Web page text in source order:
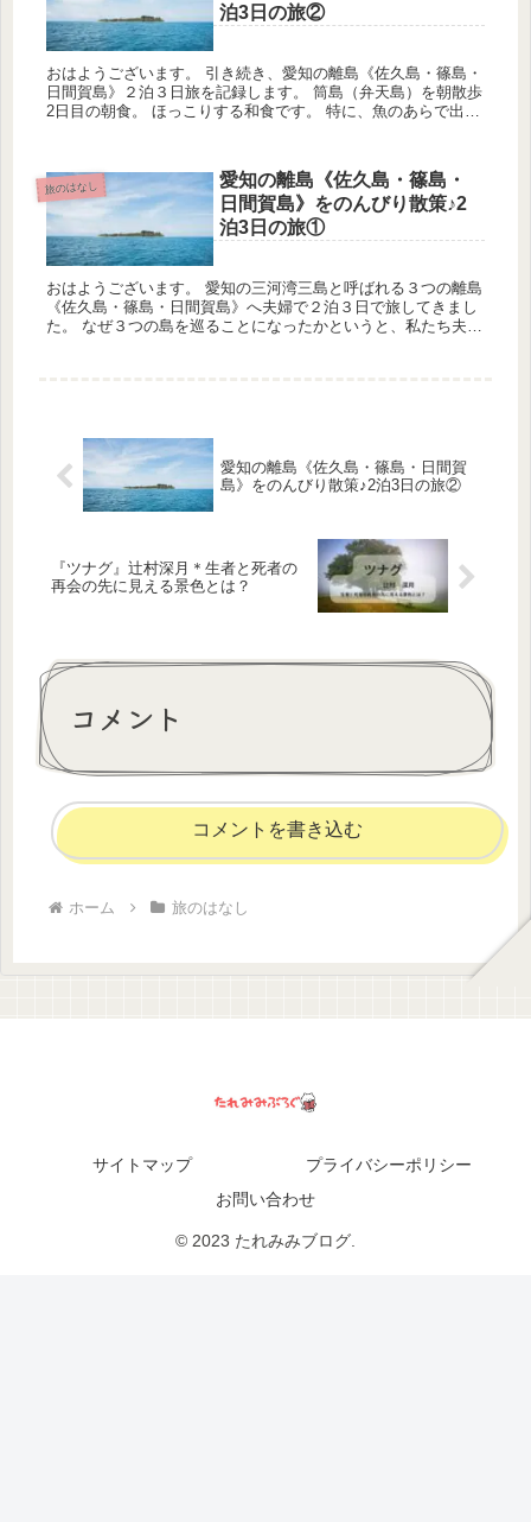
泊3日の旅②
おはようございます。 引き続き、愛知の離島《佐久島・篠島・
日間賀島》２泊３日旅を記録します。 筒島（弁天島）を朝散歩
2日目の朝食。 ほっこりする和食です。 特に、魚のあらで出汁
旅のはなし
愛知の離島《佐久島・篠島・
日間賀島》をのんびり散策♪2
泊3日の旅①
おはようございます。 愛知の三河湾三島と呼ばれる３つの離島
《佐久島・篠島・日間賀島》へ夫婦で２泊３日で旅してきまし
た。 なぜ３つの島を巡ることになったかというと、私たち夫婦
愛知の離島《佐久島・篠島・日間賀
島》をのんびり散策♪2泊3日の旅②
『ツナグ』辻村深月＊生者と死者の
再会の先に見える景色とは？
コメント
コメントを書き込む
ホーム 旅のはなし
サイトマップ
プライバシーポリシー
お問い合わせ
© 2023 たれみみブログ.